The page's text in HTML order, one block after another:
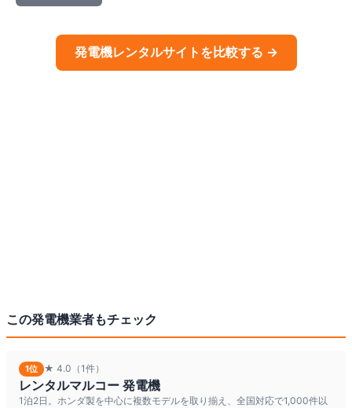
発電機レンタルサイトを比較する →
この発電機業者もチェック
1位 ★ 4.0 （1件）
レンタルマルコー 発電機
1泊2日。ホンダ製を中心に複数モデルを取り揃え、全国対応で1,000件以